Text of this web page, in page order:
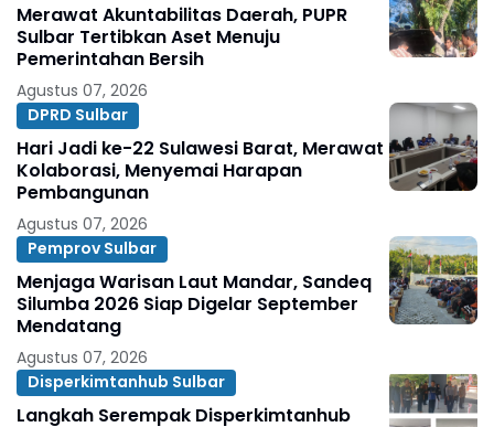
Merawat Akuntabilitas Daerah, PUPR
Sulbar Tertibkan Aset Menuju
Pemerintahan Bersih
Agustus 07, 2026
DPRD Sulbar
Hari Jadi ke-22 Sulawesi Barat, Merawat
Kolaborasi, Menyemai Harapan
Pembangunan
Agustus 07, 2026
Pemprov Sulbar
Menjaga Warisan Laut Mandar, Sandeq
Silumba 2026 Siap Digelar September
Mendatang
Agustus 07, 2026
Disperkimtanhub Sulbar
Langkah Serempak Disperkimtanhub